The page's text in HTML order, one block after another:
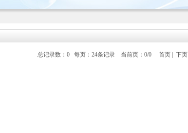
总记录数：0 每页：24条记录 当前页：0/0 首页 下页